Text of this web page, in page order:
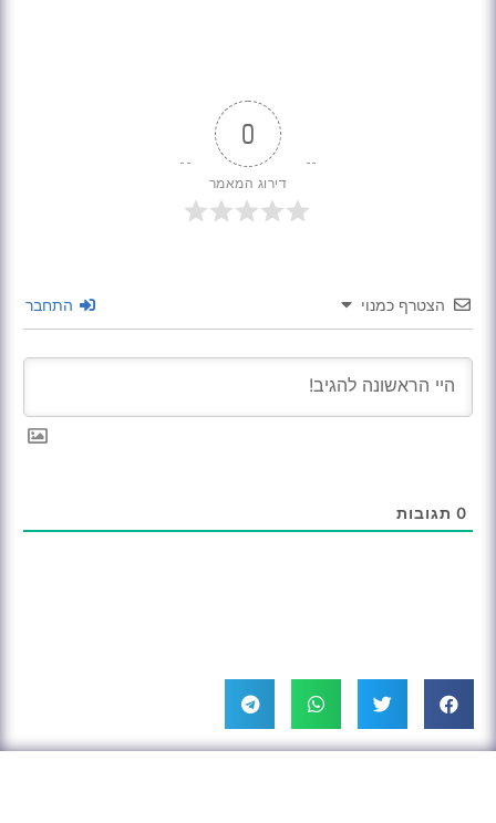
0
דירוג המאמר
הצטרף כמנוי התחבר
0 תגובות